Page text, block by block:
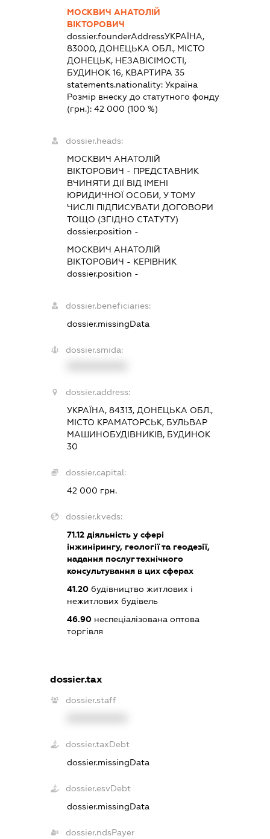
МОСКВИЧ АНАТОЛІЙ
ВІКТОРОВИЧ
dossier.founderAddressУКРАЇНА,
83000, ДОНЕЦЬКА ОБЛ., МІСТО
ДОНЕЦЬК, НЕЗАВІСІМОСТІ,
БУДИНОК 16, КВАРТИРА 35
statements.nationality:Україна
Розмір внеску до статутного фонду
(грн.):42 000 (100 %)
dossier.heads:
МОСКВИЧ АНАТОЛІЙ
ВІКТОРОВИЧ - ПРЕДСТАВНИК
ВЧИНЯТИ ДІЇ ВІД ІМЕНІ
ЮРИДИЧНОЇ ОСОБИ, У ТОМУ
ЧИСЛІ ПІДПИСУВАТИ ДОГОВОРИ
ТОЩО (ЗГІДНО СТАТУТУ)
dossier.position -
МОСКВИЧ АНАТОЛІЙ
ВІКТОРОВИЧ - КЕРІВНИК
dossier.position -
dossier.beneficiaries:
dossier.missingData
dossier.smida:
dossier.address:
УКРАЇНА, 84313, ДОНЕЦЬКА ОБЛ.,
МІСТО КРАМАТОРСЬК, БУЛЬВАР
МАШИНОБУДІВНИКІВ, БУДИНОК
30
dossier.capital:
42 000 грн.
dossier.kveds:
71.12 діяльність у сфері
інжинірингу, геології та геодезії,
надання послуг технічного
консультування в цих сферах
41.20 будівництво житлових і
нежитлових будівель
46.90 неспеціалізована оптова
торгівля
dossier.tax
dossier.staff
dossier.taxDebt
dossier.missingData
dossier.esvDebt
dossier.missingData
dossier.ndsPayer